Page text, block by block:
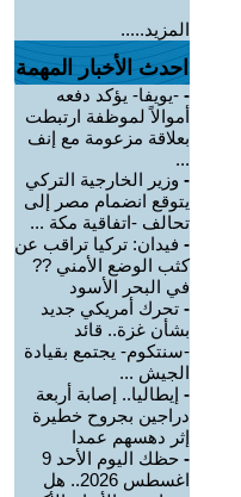
المزيد.....
احدث الأخبار المهمة
- -يويفا- يؤكد دفعه
أموالاً لموظفة ارتبطت
بعلاقة مزعومة مع إنف
...
- وزير الخارجية التركي
يتوقع انضمام مصر إلى
تحالف -اتفاقية مكة ...
- فيدان: تركيا تراقب عن
كثب الوضع الأمني ??
في البحر الأسود
- تحرك أمريكي جديد
بشأن غزة.. قائد
-سنتكوم- يجتمع بقيادة
الجيش ...
- إيطاليا.. إصابة أربعة
دراجين بجروح خطيرة
إثر دهسهم عمدا
-
حظك اليوم الأحد 9
اغسطس 2026.. هل